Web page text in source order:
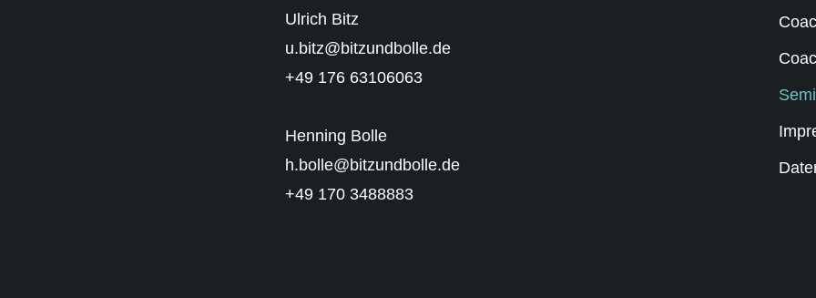
Ulrich Bitz
u.bitz@bitzundbolle.de
+49 176 63106063
Henning Bolle
h.bolle@bitzundbolle.de
+49 170 3488883